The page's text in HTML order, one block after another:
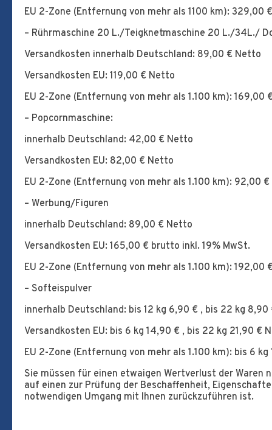
EU 2-Zone (Entfernung von mehr als 1100 km): 329,00
– Rührmaschine 20 L./Teigknetmaschine 20 L./34L./
Versandkosten innerhalb Deutschland: 89,00 € Netto
Versandkosten EU: 119,00 € Netto
EU 2-Zone (Entfernung von mehr als 1.100 km): 169,00
– Popcornmaschine:
innerhalb Deutschland: 42,00 € Netto
Versandkosten EU: 82,00 € Netto
EU 2-Zone (Entfernung von mehr als 1.100 km): 92,00
– Werbung/Figuren
innerhalb Deutschland: 89,00 € Netto
Versandkosten EU: 165,00 € brutto inkl. 19% MwSt.
EU 2-Zone (Entfernung von mehr als 1.100 km): 192,00
– Softeispulver
innerhalb Deutschland: bis 12 kg 6,90 € , bis 22 kg
Versandkosten EU: bis 6 kg 14,90 € , bis 22 kg 21,90 €
EU 2-Zone (Entfernung von mehr als 1.100 km): bis 6
Sie müssen für einen etwaigen Wertverlust der Waren
auf einen zur Prüfung der Beschaffenheit,
notwendigen Umgang mit Ihnen zurückzuführen ist.